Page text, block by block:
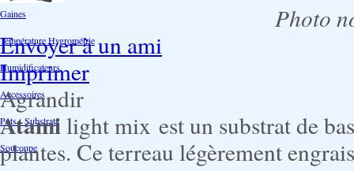
Gaines
Température Hygrométrie
Humidificateurs
Accessoires
Pots - Substrats
Soucoupe
Photo
Envoyer à un ami
Imprimer
Agrandir
Atamilight mix est un substrat de
plantes. Ce terreau légèrement